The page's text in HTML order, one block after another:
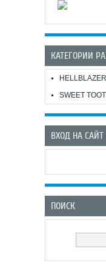
КАТЕГОРИИ
HELLBLAZER
SWEET
ВХОД НА САЙТ
ПОИСК